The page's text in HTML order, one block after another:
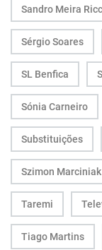
Sandro Meira
Sérgio Soares
SL Benfica
Sónia Carneiro
Substituições
Szimon Marciniak
Taremi
Tiago Martins